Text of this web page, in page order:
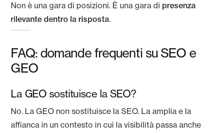
Non è una gara di posizioni. È una gara di presenza
rilevante dentro la risposta.
FAQ: domande frequenti su SEO e
GEO
La GEO sostituisce la SEO?
No. La GEO non sostituisce la SEO. La amplia e la
affianca in un contesto in cui la visibilità passa anche